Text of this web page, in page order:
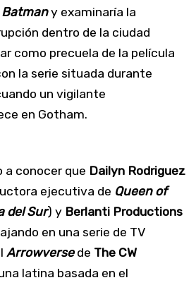
Batmany examinaría la
dentro de la ciudad
como precuela de la película
la serie situada durante
un vigilante
en Gotham.
a conocer que Dailyn Rodriguez
ejecutiva de Queen of
del Sur) y Berlanti Productions
en una serie de TV
Arrowversede The CW
latina basada en el